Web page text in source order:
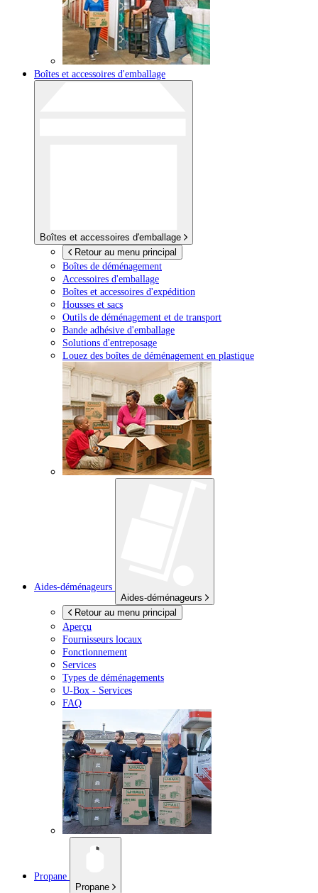
Boîtes et accessoires d'emballage
Boîtes et accessoires d'emballage
Retour au menu principal
Boîtes de déménagement
Accessoires d'emballage
Boîtes et accessoires d'expédition
Housses et sacs
Outils de déménagement et de transport
Bande adhésive d'emballage
Solutions d'entreposage
Louez des boîtes de déménagement en plastique
Aides-déménageurs
Aides-déménageurs
Retour au menu principal
Aperçu
Fournisseurs locaux
Fonctionnement
Services
Types de déménagements
U-Box - Services
FAQ
Propane
Propane